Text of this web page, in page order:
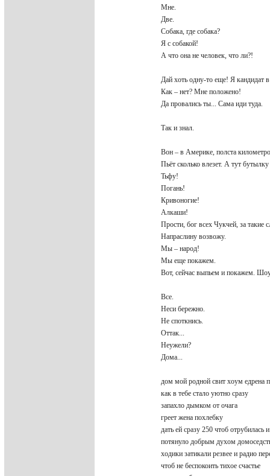
Мне.
Две.
Собака, где собака?
Я с собакой!
А что она не человек, что ли?!
Дай хоть одну-то еще! Я кандидат
Как – нет? Мне положено!
Да провались ты... Сама иди туда.
Так и знал.
Вон – в Америке, полста
Пьёт сколько влезет. А тут
Тьфу!
Погань!
Кривоногие!
Алкаши!
Прости, бог всех Чукчей, за такие
Напраслину возвожу.
Мы – народ!
Мы еще покажем.
Вот, сейчас выпьем и покажем.
Все.
Неси бережно.
Не споткнись.
Оттак...
Неужели?
Дома...
дом мой родной свит хоум едрена
как в тебе стало уютно сразу
запахло дымком от очага
греет жена похлебку
дать ей сразу 250 чтоб
потянуло добрым духом
ходики затикали резвее и радио
чтоб не беспокоить тихое счастье